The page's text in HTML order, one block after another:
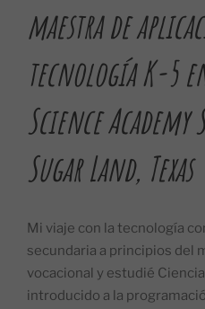
maestra de
tecnología K-5
Science Academy
Sugar Land, Texas
Mi viaje con la tecnología
secundaria a principios del
vocacional y estudié
introducido a la